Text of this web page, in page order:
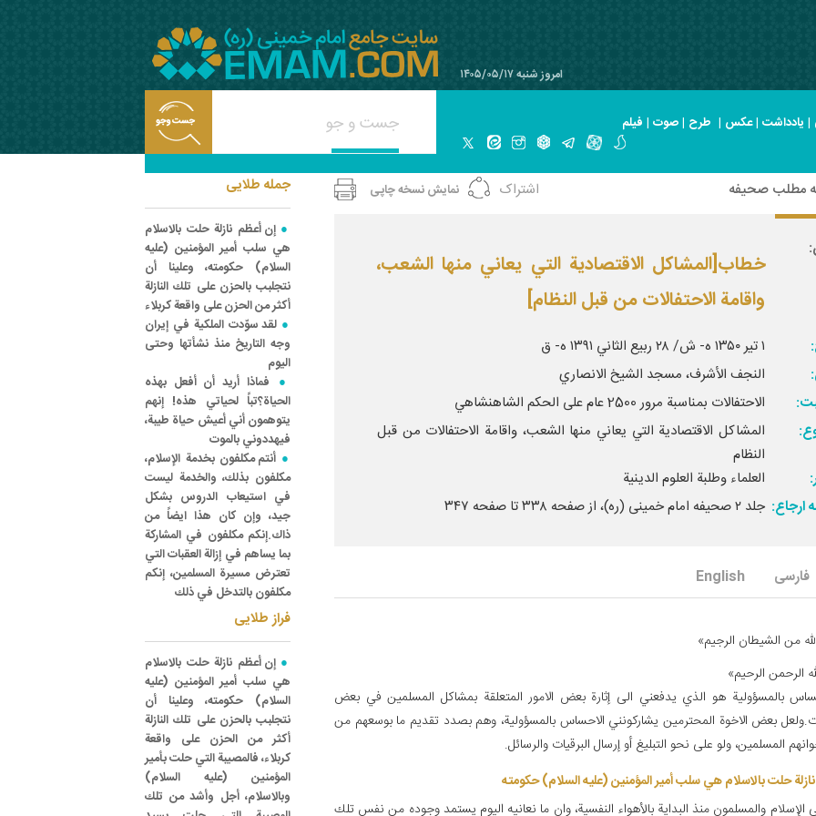
امروز شنبه ۱۴۰۵/۰۵/۱۷
| یادداشت |عکس | طرح |صوت | فیلم
مطلب صحیفه اشتراک نمایش نسخه چاپی
خطاب‏[المشاكل الاقتصادية التي يعاني منها الشعب،
واقامة الاحتفالات من قبل النظام‏]
۱ تير ۱۳۵۰ ه- ش/ ۲۸ ربيع الثاني ۱۳۹۱ ه- ق‏
النجف الأشرف، مسجد الشيخ الانصاري‏
الاحتفالات بمناسبة مرور 2500 عام على الحكم الشاهنشاهي‏
المشاكل الاقتصادية التي يعاني منها الشعب، واقامة الاحتفالات من قبل
النظام‏
العلماء وطلبة العلوم الدينية
ارجاع: جلد ۲ صحیفه امام خمینی (ره)، از صفحه ۳۳۸ تا صفحه ۳۴۷
فارسی English
من الشيطان الرجيم‏»
الرحمن الرحيم‏»
بالمسؤولية هو الذي يدفعني الى إثارة بعض الامور المتعلقة بمشاكل المسلمين في بعض
بعض الاخوة المحترمين يشاركونني الاحساس بالمسؤولية، وهم بصدد تقديم ما بوسعهم من
المسلمين، ولو على نحو التبليغ أو إرسال البرقيات والرسائل.
حلت بالاسلام هي سلب أمير المؤمنين (عليه السلام) حكومته
الإسلام والمسلمون منذ البداية بالأهواء النفسية، وان ما نعانيه اليوم يستمد وجوده من نفس تلك
جمله طلایی
إن أعظم نازلة حلت بالاسلام
هي سلب أمير المؤمنين (عليه
السلام) حكومته، وعلينا أن
نتجلبب بالحزن على تلك النازلة
أكثر من الحزن على واقعة كربلاء
لقد سوّدت الملكية في إيران
وجه التاريخ منذ نشأتها وحتى
اليوم
فماذا أريد أن أفعل بهذه
الحياة؟تباً لحياتي هذه! إنهم
يتوهمون أني أعيش حياة طيبة،
فيهددوني بالموت
أنتم مكلفون بخدمة الإسلام،
مكلفون بذلك، والخدمة ليست
في استيعاب الدروس بشكل
جيد، وإن كان هذا ايضاً من
ذاك.إنكم مكلفون في المشاركة
بما يساهم في إزالة العقبات التي
تعترض مسيرة المسلمين، إنكم
مكلفون بالتدخل في ذلك
فراز طلایی
إن أعظم نازلة حلت بالاسلام
هي سلب أمير المؤمنين (عليه
السلام) حكومته، وعلينا أن
نتجلبب بالحزن على تلك النازلة
أكثر من الحزن على واقعة
كربلاء، فالمصيبة التي حلت بأمير
المؤمنين (عليه السلام)
وبالاسلام، أجل وأشد من تلك